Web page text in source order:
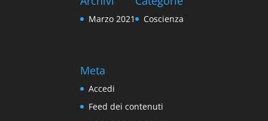
Marzo 2021 Coscienza
Meta
Accedi
Feed dei contenuti